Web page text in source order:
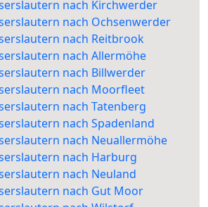
nach Kirchwerder
nach Ochsenwerder
nach Reitbrook
nach Allermöhe
nach Billwerder
nach Moorfleet
nach Tatenberg
nach Spadenland
nach Neuallermöhe
nach Harburg
nach Neuland
nach Gut Moor